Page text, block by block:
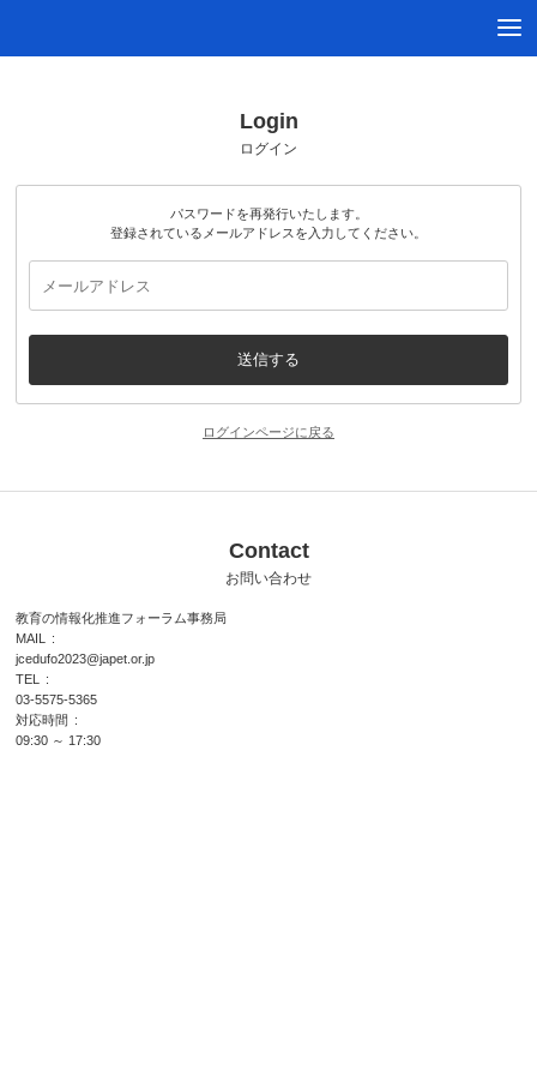
Login
ログイン
パスワードを再発行いたします。
登録されているメールアドレスを入力してください。
ログインページに戻る
Contact
お問い合わせ
教育の情報化推進フォーラム事務局
MAIL
jcedufo2023@japet.or.jp
TEL
03-5575-5365
対応時間
09:30 ～ 17:30